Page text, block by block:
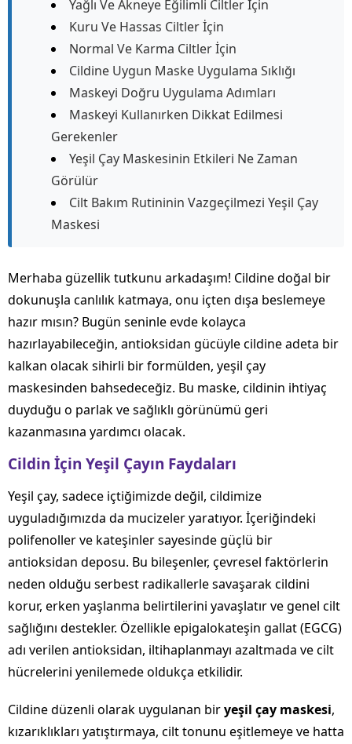
Yağlı Ve Akneye Eğilimli Ciltler İçin
Kuru Ve Hassas Ciltler İçin
Normal Ve Karma Ciltler İçin
Cildine Uygun Maske Uygulama Sıklığı
Maskeyi Doğru Uygulama Adımları
Maskeyi Kullanırken Dikkat Edilmesi
Gerekenler
Yeşil Çay Maskesinin Etkileri Ne Zaman
Görülür
Cilt Bakım Rutininin Vazgeçilmezi Yeşil Çay
Maskesi
Merhaba güzellik tutkunu arkadaşım! Cildine doğal bir
dokunuşla canlılık katmaya, onu içten dışa beslemeye
hazır mısın? Bugün seninle evde kolayca
hazırlayabileceğin, antioksidan gücüyle cildine adeta bir
kalkan olacak sihirli bir formülden, yeşil çay
maskesinden bahsedeceğiz. Bu maske, cildinin ihtiyaç
duyduğu o parlak ve sağlıklı görünümü geri
kazanmasına yardımcı olacak.
Cildin İçin Yeşil Çayın Faydaları
Yeşil çay, sadece içtiğimizde değil, cildimize
uyguladığımızda da mucizeler yaratıyor. İçeriğindeki
polifenoller ve kateşinler sayesinde güçlü bir
antioksidan deposu. Bu bileşenler, çevresel faktörlerin
neden olduğu serbest radikallerle savaşarak cildini
korur, erken yaşlanma belirtilerini yavaşlatır ve genel cilt
sağlığını destekler. Özellikle epigalokateşin gallat (EGCG)
adı verilen antioksidan, iltihaplanmayı azaltmada ve cilt
hücrelerini yenilemede oldukça etkilidir.
Cildine düzenli olarak uygulanan biryeşil çay maskesi,
kızarıklıkları yatıştırmaya, cilt tonunu eşitlemeye ve hatta